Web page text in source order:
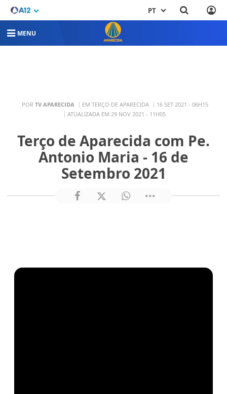
PT
MENU
POR TV APARECIDA EM TERÇO DE APARECIDA
16 SET 2021 - 06H15
ATUALIZADA EM 29 NOV 2021 - 11H05
Terço de Aparecida com Pe.
Antonio Maria - 16 de
Setembro 2021